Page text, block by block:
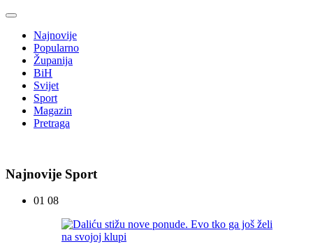
Najnovije
Popularno
Županija
BiH
Svijet
Sport
Magazin
Pretraga
Najnovije Sport
01 08